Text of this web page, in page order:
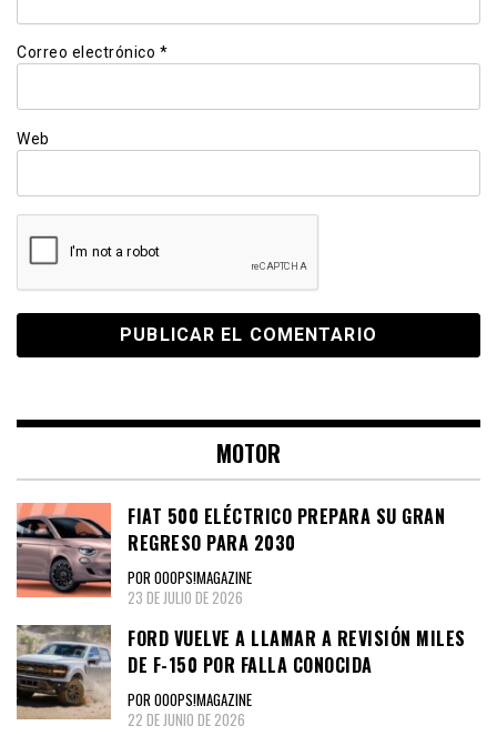
Correo electrónico *
Web
MOTOR
FIAT 500 ELÉCTRICO PREPARA SU GRAN
REGRESO PARA 2030
POR OOOPS!MAGAZINE
23 DE JULIO DE 2026
FORD VUELVE A LLAMAR A REVISIÓN MILES
DE F-150 POR FALLA CONOCIDA
POR OOOPS!MAGAZINE
22 DE JUNIO DE 2026